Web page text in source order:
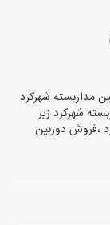
مداربسته شهرکرد
شهرکرد زیر
،فروش دوربین